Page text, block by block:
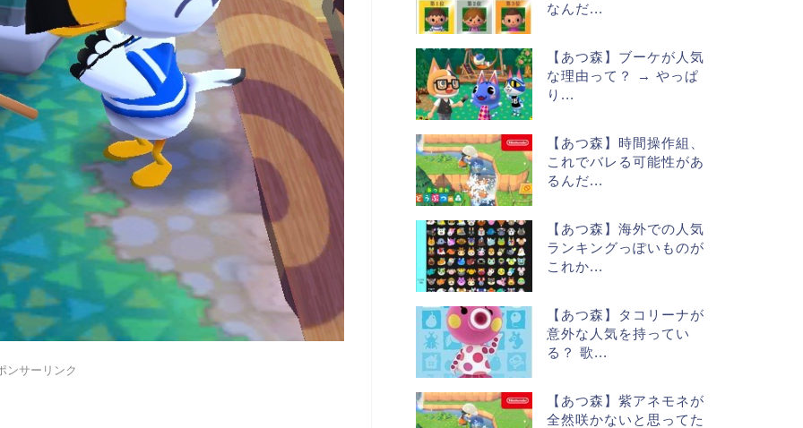
ンサーリンク
なんだ...
【あつ森】ブーケが人気
な理由って？ → やっぱ
り...
【あつ森】時間操作組、
これでバレる可能性があ
るんだ...
【あつ森】海外での人気
ランキングっぽいものが
これか...
【あつ森】タコリーナが
意外な人気を持ってい
る？ 歌...
【あつ森】紫アネモネが
全然咲かないと思ってた